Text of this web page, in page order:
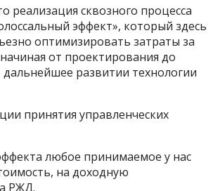
реализация сквозного процесса
эффект», который здесь
оптимизировать затраты за
от проектирования до
дальнейшее развитии технологии
принятия управленческих
любое принимаемое у нас
на доходную
РЖД.